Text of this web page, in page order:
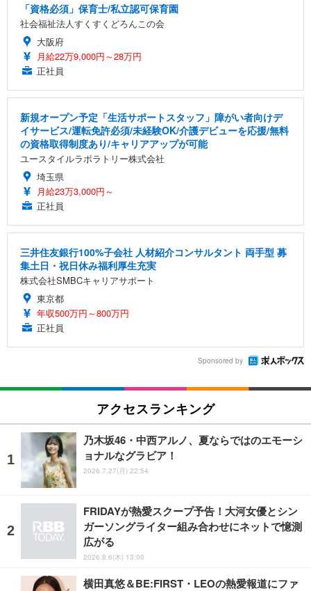
「資格必須」保育士/私立認可保育園
社会福祉法人すくすくどろんこの会
大阪府
月給22万9,000円～28万円
正社員
新規オープン予定「生活サポートスタッフ」障がい者向けデ
イサービス/運転免許必須/未経験OK/介護デビューを応援/無料
の資格取得制度あり/キャリアアップが可能
ユースタイルラボラトリー株式会社
埼玉県
月給23万3,000円～
正社員
三井住友銀行100%子会社 人材紹介コンサルタント 両手型 募
集土日・祝日休み福利厚生充実
株式会社SMBCキャリアサポート
東京都
年収500万円～800万円
正社員
Sponsored by
アクセスランキング
乃木坂46・中西アルノ、夏ならではのエモーシ
ョナルなグラビア！
2026.7.27(月) 22:54
FRIDAYが熱愛スクープ予告！大河女優とシン
ガーソングライター組み合わせにネットで憶測
広がる
2026.8.6(木) 13:00
横田真悠＆BE:FIRST・LEOの熱愛報道にファ